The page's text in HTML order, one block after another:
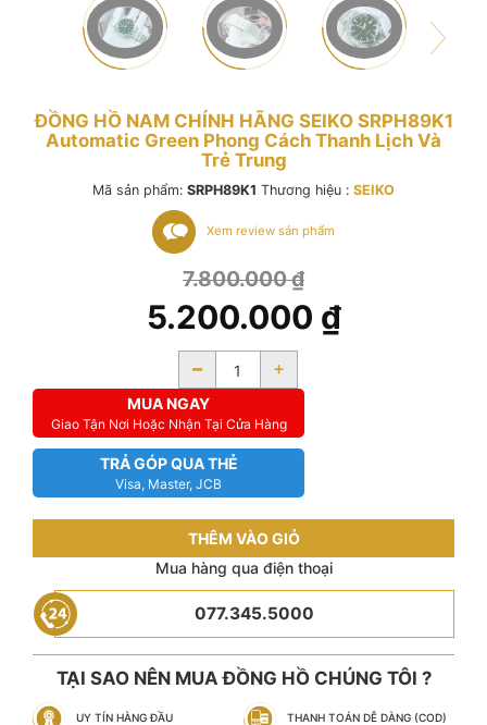
ĐỒNG HỒ NAM CHÍNH HÃNG SEIKO SRPH89K1
Automatic Green Phong Cách Thanh Lịch Và
Trẻ Trung
Mã sản phẩm: SRPH89K1 Thương hiệu : SEIKO
Xem review sản phẩm
7.800.000₫
5.200.000 ₫
- +
MUA NGAY
Giao Tận Nơi Hoặc Nhận Tại Cửa Hàng
TRẢ GÓP QUA THẺ
Visa, Master, JCB
THÊM VÀO GIỎ
Mua hàng qua điện thoại
077.345.5000
TẠI SAO NÊN MUA ĐỒNG HỒ CHÚNG TÔI ?
UY TÍN HÀNG ĐẦU THANH TOÁN DỄ DÀNG (COD)